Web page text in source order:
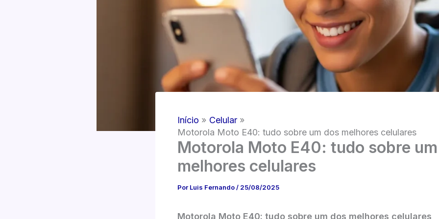
Início
Celular
Motorola Moto E40: tudo sobre um dos melhores celulares
Motorola Moto E40: tudo sobre
melhores celulares
Por Luis Fernando/ 25/08/2025
Motorola Moto E40: tudo sobre um dos melhores celulares